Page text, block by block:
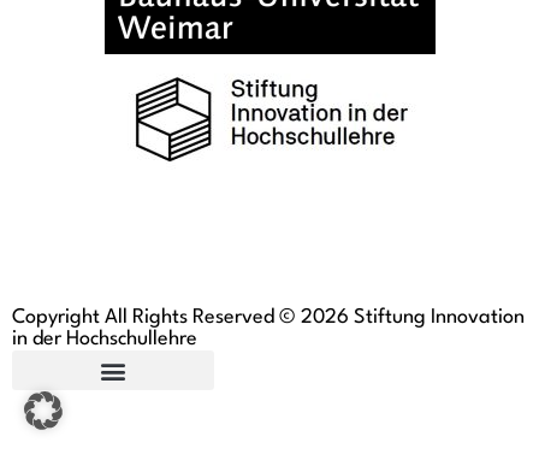
Copyright All Rights Reserved © 2026 Stiftung Innovation
in der Hochschullehre